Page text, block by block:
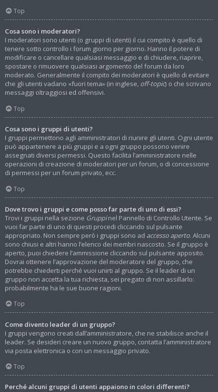
Top
Cosa sono i moderatori?
I moderatori sono utenti (o gruppi di utenti) il cui compito è quello di
tenere sotto controllo i forum giorno per giorno. Hanno il potere di
modificare o cancellare qualsiasi messaggio e di chiudere, riaprire,
spostare o rimuovere qualsiasi argomento del forum da loro
moderato. Generalmente il compito dei moderatori è quello di evitare
che gli utenti vadano «fuori tema» (in inglese, off-topic) o che scrivano
messaggi oltraggiosi ed offensivi.
Top
Cosa sono i gruppi di utenti?
I gruppi permettono agli amministratori di riunire gli utenti. Ogni utente
può appartenere a più gruppi e a ogni gruppo possono venire
assegnati diversi permessi. Questo facilita l’amministratore nelle
operazioni di creazione di moderatori per un forum, o di concessione
di permessi per un forum privato, ecc.
Top
Dove trovo i gruppi e come posso far parte di uno di essi?
Trovi i gruppi nella sezione Gruppinel Pannello di Controllo Utente. Se
vuoi far parte di uno di questi procedi cliccando sul pulsante
appropriato. Non sempre però i gruppi sono ad accesso aperto. Alcuni
sono chiusi e altri hanno l’elenco dei membri nascosto. Se il gruppo è
aperto, puoi chiedere l’ammissione cliccando sul pulsante apposito.
Dovrai ottenere l’approvazione del moderatore del gruppo, che
potrebbe chiederti perché vuoi unirti al gruppo. Se il leader di un
gruppo non accetta la tua richiesta, sei pregato di non assillarlo:
probabilmente ha le sue buone ragioni.
Top
Come divento leader di un gruppo?
I gruppi vengono creati dall’amministratore, che ne stabilisce anche il
leader. Se desideri creare un nuovo gruppo, contatta l’amministratore
via posta elettronica o con un messaggio privato.
Top
Perché alcuni gruppi di utenti appaiono in colori differenti?